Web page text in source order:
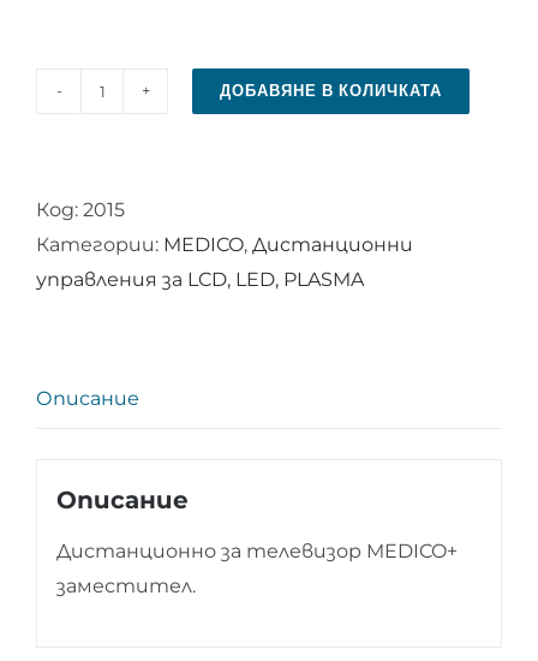
количество
за
телевизор
MEDICO+
ДОБАВЯНЕ В КОЛИЧКАТА
Код: 2015
Категории: MEDICO, Дистанционни
управления за LCD, LED, PLASMA
Описание
Описание
Дистанционно за телевизор MEDICO+
заместител.